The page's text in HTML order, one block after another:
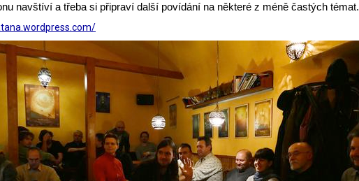
navštíví a třeba si připraví další povídání na některé z méně častých témat.